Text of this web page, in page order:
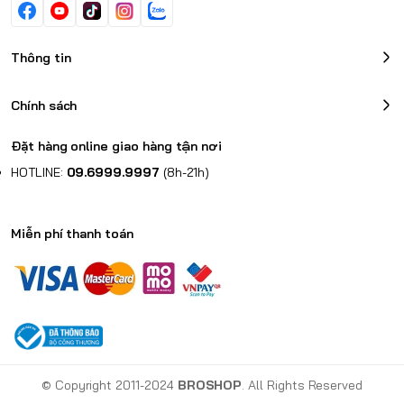
Thông tin
Chính sách
Đặt hàng online giao hàng tận nơi
HOTLINE: 09.6999.9997 (8h-21h)
Miễn phí thanh toán
© Copyright 2011-2024 BROSHOP. All Rights Reserved